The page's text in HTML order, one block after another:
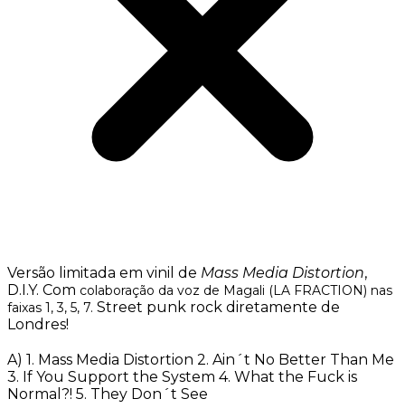
Versão limitada em vinil de Mass Media Distortion,
D.I.Y. Com colaboração da voz de Magali (LA FRACTION) nas
faixas 1, 3, 5, 7. Street punk rock diretamente de
Londres!
A) 1. Mass Media Distortion 2. Ain´t No Better Than Me
3. If You Support the System 4. What the Fuck is
Normal?! 5. They Don´t See